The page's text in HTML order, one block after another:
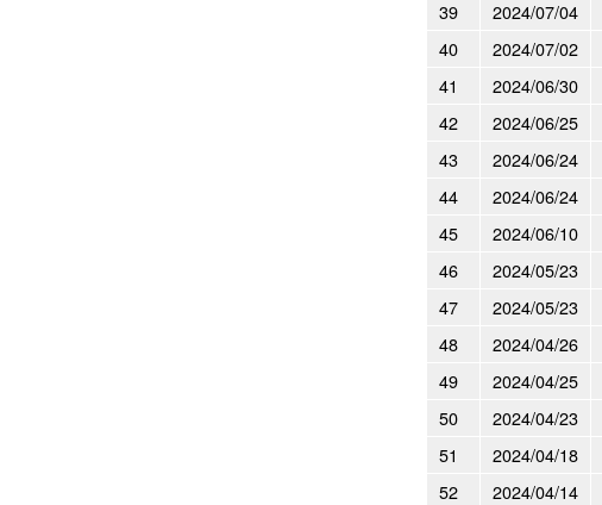
39
2024/07/04
40
2024/07/02
41
2024/06/30
42
2024/06/25
43
2024/06/24
44
2024/06/24
45
2024/06/10
46
2024/05/23
47
2024/05/23
48
2024/04/26
49
2024/04/25
50
2024/04/23
51
2024/04/18
52
2024/04/14